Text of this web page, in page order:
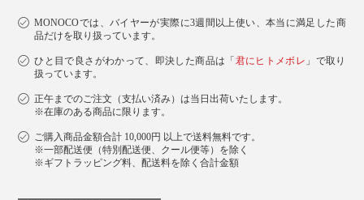
MONOCOでは、バイヤーが実際に3週間以上使い、本当に満足した商
品だけを取り扱っています。
ひと目で良さがわかって、即決した商品は「 君にヒトメボレ 」で取り
扱っています。
正午までのご注文（支払い済み）は当日出荷いたします。
※在庫のある商品に限ります。
ご購入商品金額合計 10,000円 以上で送料無料です。
※一部配送便（特別配送便、クール便等）を除く
※ギフトラッピング料、配送料を除く合計金額